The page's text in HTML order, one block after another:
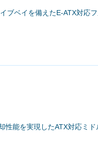
ブベイを備えたE-ATX対応
性能を実現したATX対応ミ